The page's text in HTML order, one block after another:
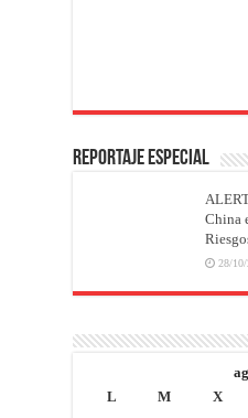
REPORTAJE ESPECIAL
China
28/
L
M X